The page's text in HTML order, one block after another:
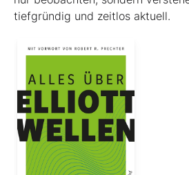
tiefgründig und zeitlos aktuell.